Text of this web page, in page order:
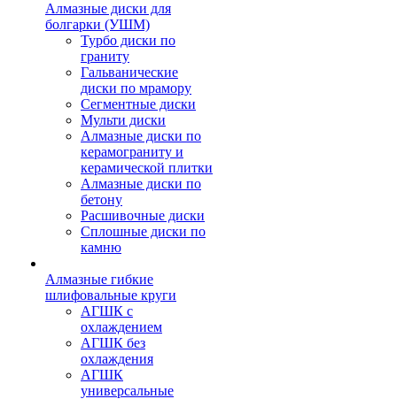
Алмазные диски для
болгарки (УШМ)
Турбо диски по
граниту
Гальванические
диски по мрамору
Сегментные диски
Мульти диски
Алмазные диски по
керамограниту и
керамической плитки
Алмазные диски по
бетону
Расшивочные диски
Сплошные диски по
камню
Алмазные гибкие
шлифовальные круги
АГШК с
охлаждением
АГШК без
охлаждения
АГШК
универсальные